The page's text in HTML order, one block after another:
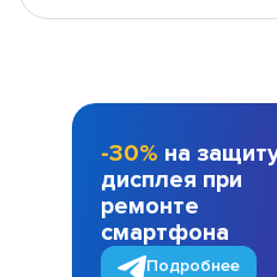
-30% на
дисплея при
ремонте
смартфона
Подробнее